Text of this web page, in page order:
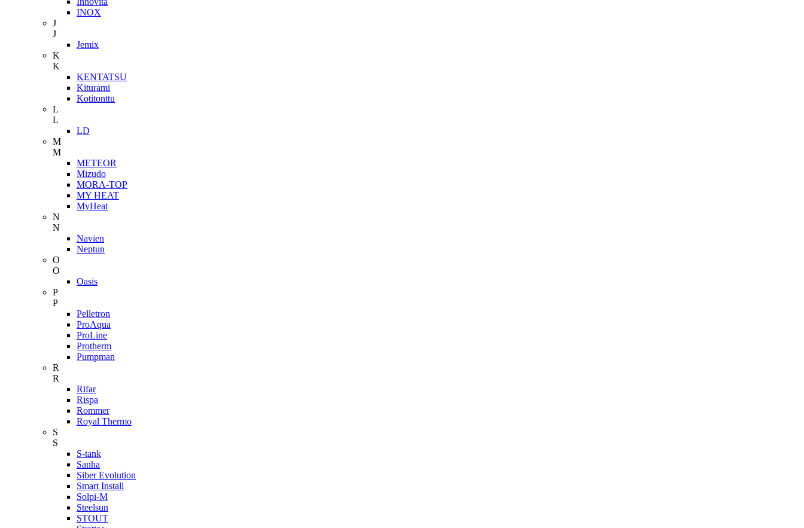
INOX
J
J
Jemix
K
K
KENTATSU
Kiturami
Kotitonttu
L
L
LD
M
M
METEOR
Mizudo
MORA-TOP
MY HEAT
MyHeat
N
N
Navien
Neptun
O
O
Oasis
P
P
Pelletron
ProAqua
ProLine
Protherm
Pumpman
R
R
Rifar
Rispa
Rommer
Royal Thermo
S
S
S-tank
Sanha
Siber Evolution
Smart Install
Solpi-M
Steelsun
STOUT